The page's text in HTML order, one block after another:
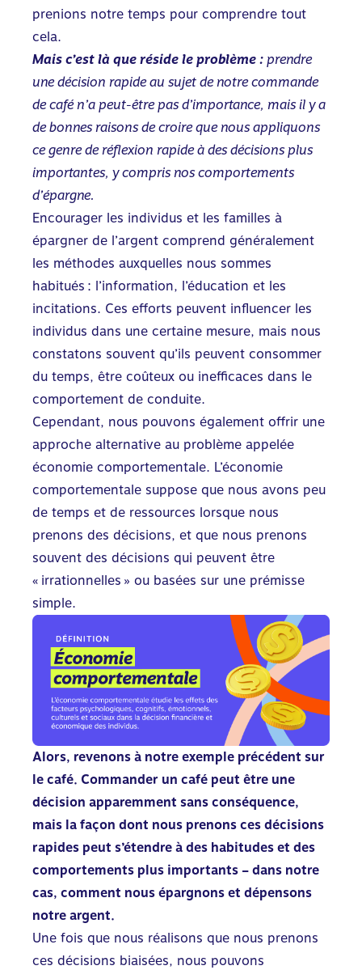
prenions notre temps pour comprendre tout
cela.
Mais c’est là que réside le problème : prendre
une décision rapide au sujet de notre commande
de café n’a peut-être pas d’importance, mais il y a
de bonnes raisons de croire que nous appliquons
ce genre de réflexion rapide à des décisions plus
importantes, y compris nos comportements
d’épargne.
Encourager les individus et les familles à
épargner de l’argent comprend généralement
les méthodes auxquelles nous sommes
habitués : l’information, l’éducation et les
incitations. Ces efforts peuvent influencer les
individus dans une certaine mesure, mais nous
constatons souvent qu’ils peuvent consommer
du temps, être coûteux ou inefficaces dans le
comportement de conduite.
Cependant, nous pouvons également offrir une
approche alternative au problème appelée
économie comportementale. L’économie
comportementale suppose que nous avons peu
de temps et de ressources lorsque nous
prenons des décisions, et que nous prenons
souvent des décisions qui peuvent être
« irrationnelles » ou basées sur une prémisse
simple.
Alors, revenons à notre exemple précédent sur
le café. Commander un café peut être une
décision apparemment sans conséquence,
mais la façon dont nous prenons ces décisions
rapides peut s’étendre à des habitudes et des
comportements plus importants – dans notre
cas, comment nous épargnons et dépensons
notre argent.
Une fois que nous réalisons que nous prenons
ces décisions biaisées, nous pouvons